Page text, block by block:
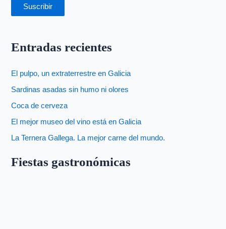
Suscribir
Entradas recientes
El pulpo, un extraterrestre en Galicia
Sardinas asadas sin humo ni olores
Coca de cerveza
El mejor museo del vino está en Galicia
La Ternera Gallega. La mejor carne del mundo.
Fiestas gastronómicas